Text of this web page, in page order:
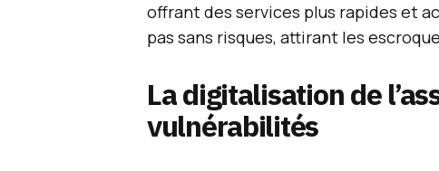
offrant des services plus rapides et
pas sans risques, attirant les
La digitalisation de
vulnérabilités